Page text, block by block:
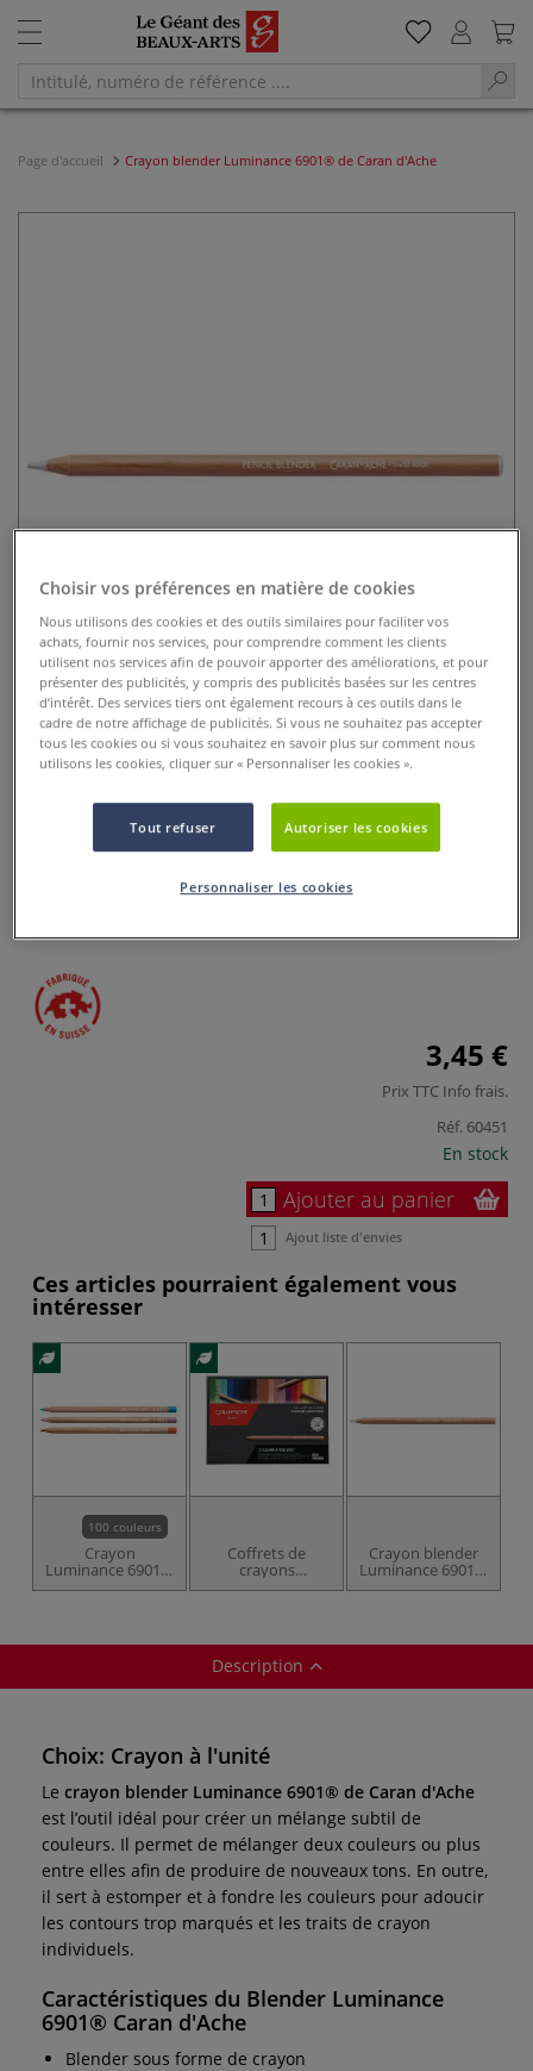
Page d'accueil Crayon blender Luminance 6901® de Caran d'Ache
Crayon blender Luminance 6901®
de Caran d'Ache
0 Commentaires
l’outil idéal pour créer un mélange subtil de couleurs.
3,45 €
Prix TTC Info frais.
Réf. 60451
En stock
Ajouter au panier
Ajout liste d'envies
Ces articles pourraient également vous
intéresser
100 couleurs
Crayon
Luminance 6901®
de Caran d'Ache
Coffrets de
crayons
Luminance 6901
Crayon blender
Luminance 6901®
de Caran d'Ache
Description
Choix: Crayon à l'unité
Le crayon blender Luminance 6901® de Caran d'Ache
est l’outil idéal pour créer un mélange subtil de
couleurs. Il permet de mélanger deux couleurs ou plus
entre elles afin de produire de nouveaux tons. En outre,
il sert à estomper et à fondre les couleurs pour adoucir
les contours trop marqués et les traits de crayon
individuels.
Caractéristiques du Blender Luminance
6901® Caran d'Ache
Blender sous forme de crayon
Choisir vos préférences en matière de cookies
Nous utilisons des cookies et des outils similaires pour faciliter vos
achats, fournir nos services, pour comprendre comment les clients
utilisent nos services afin de pouvoir apporter des améliorations, et pour
présenter des publicités, y compris des publicités basées sur les centres
d’intérêt. Des services tiers ont également recours à ces outils dans le
cadre de notre affichage de publicités. Si vous ne souhaitez pas accepter
tous les cookies ou si vous souhaitez en savoir plus sur comment nous
utilisons les cookies, cliquer sur « Personnaliser les cookies ».
Tout refuser Autoriser les cookies
Personnaliser les cookies